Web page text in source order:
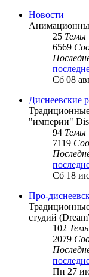
Новости
25 Темы
6569
Сб 08
Диснеевские
"империи"
94 Темы
7119
Сб 18
Про-
студий
102
2079
Пн 27